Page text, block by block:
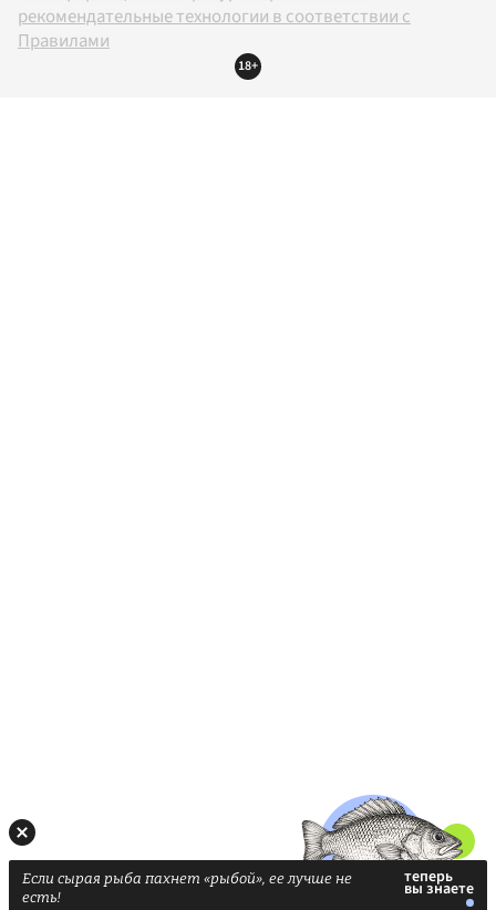
рекомендательные технологии в соответствии с
Правилами
18+
Если сырая рыба пахнет «рыбой», ее лучше не
есть!